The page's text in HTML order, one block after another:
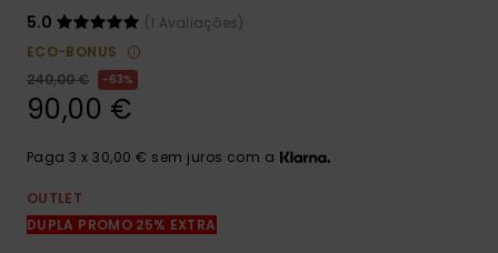
frequentes e o
5.0
(1 Avaliações)
ECO-BONUS
240,00 €
63%
90,00 €
Paga 3 x 30,00 € sem juros com a
OUTLET
DUPLA PROMO 25% EXTRA